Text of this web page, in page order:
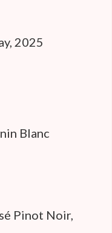
2025
Blanc
Pinot Noir,